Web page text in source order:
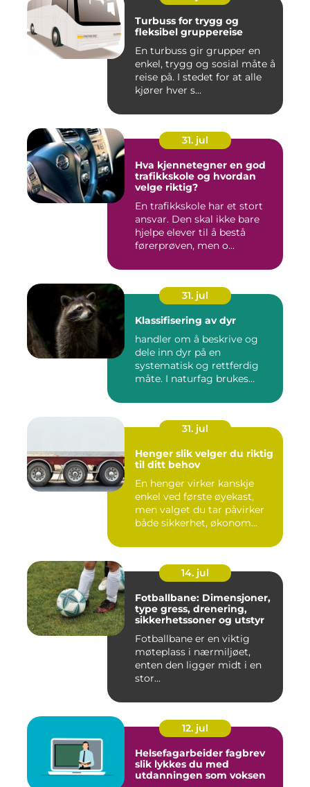
Turbuss for trygg og
fleksibel gruppereise
En turbuss gir grupper en
enkel, trygg og sosial måte å
reise på. I stedet for at alle
kjører hver s...
31. jul
Hva kjennetegner en god
trafikkskole og hvordan
velge riktig?
En trafikkskole har et stort
ansvar. Den skal ikke bare
hjelpe elever til å bestå
førerprøven, men o...
31. jul
Klassifisering av dyr
handler om å beskrive og
dele inn dyr på en
systematisk og rettferdig
måte. I naturfag brukes
31. jul
Henger slik velger du riktig
til ditt behov
En henger virker kanskje
enkel ved første øyekast,
men valget du tar påvirker
både sikkerhet, økonom...
14. jul
Fotballbane: Dimensjoner,
type gress, drenering,
sikkerhetssoner og utstyr
Fotballbane er en viktig
møteplass i nærmiljøet,
enten den ligger midt i en
stor...
12. jul
Helsefagarbeider fagbrev
slik lykkes du med
utdanningen som voksen